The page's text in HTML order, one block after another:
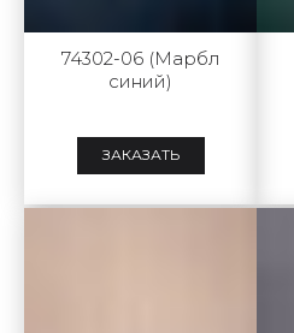
74302-06 (Марбл
синий)
ЗАКАЗАТЬ